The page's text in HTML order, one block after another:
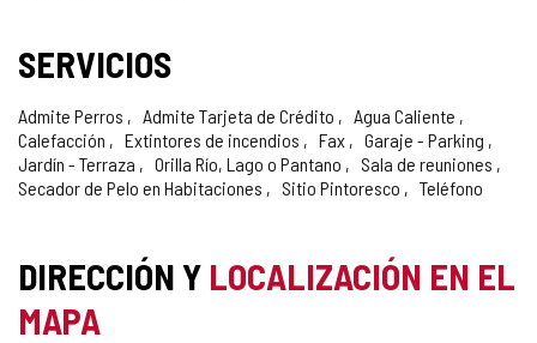
SERVICIOS
Admite Perros Admite Tarjeta de Crédito
Agua Caliente
Calefacción
Extintores de incendios Fax
Garaje - Parking
Jardín - Terraza
Orilla Río, Lago o Pantano
Sala de reuniones
Secador de Pelo en Habitaciones
Sitio Pintoresco Teléfono
DIRECCIÓN Y LOCALIZACIÓN EN EL
MAPA